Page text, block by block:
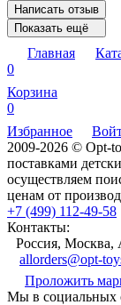
Написать отзыв
Показать ещё
Главная
0
Корзина
0
Избранное
2009-2026 © Opt-
поставками
осуществляем
ценам от
+7 (499) 112-49-58
Контакты:
Россия, Москва,
allorders@opt-
Проложить
Мы в социальных